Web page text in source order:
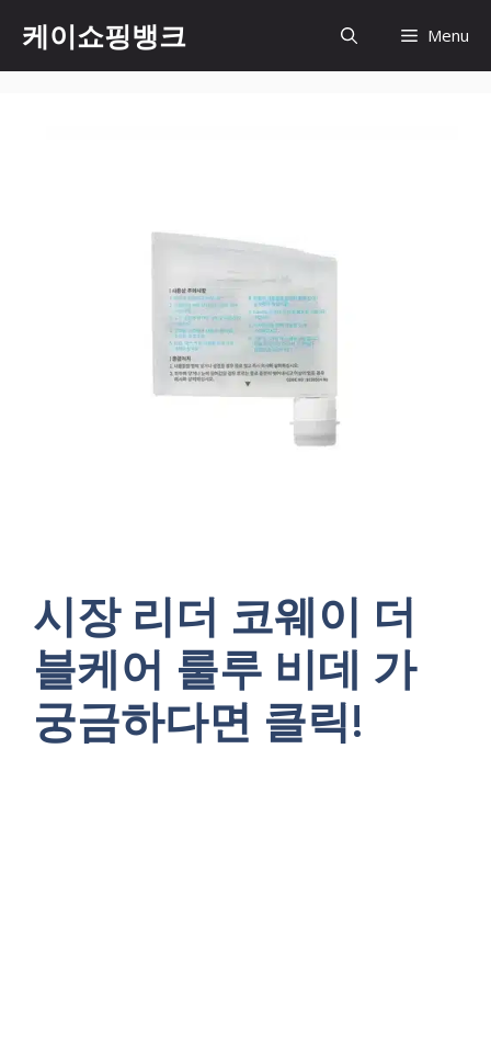
content
케이쇼핑뱅크 Menu
시장 리더 코웨이 더
블케어 룰루 비데 가
궁금하다면 클릭!